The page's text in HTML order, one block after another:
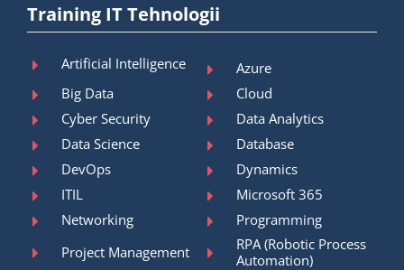
Training IT Tehnologii
Artificial Intelligence
Azure
Big Data
Cloud
Cyber Security
Data Analytics
Data Science
Database
DevOps
Dynamics
ITIL
Microsoft 365
Networking
Programming
Project Management
RPA (Robotic Process
Automation)